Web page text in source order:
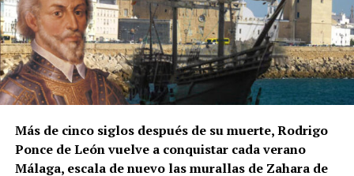
dorado y la policromía se ejecutaron
posteriormente, entre 1755 y 1757, por el pintor
Francisco Palomino.
Sin embargo, otro documento de 1780, estudiado por
Manuel Clavijo Andújar, aporta un matiz
fundamental. Al presentarse para realizar dos rejas
en la iglesia de San Miguel de Morón de la Frontera,
Juan de los Ríos Vallejo incluyó entre sus méritos
Más de cinco siglos después de su muerte, Rodrigo
Ponce de León vuelve a conquistar cada verano
Málaga, escala de nuevo las murallas de Zahara de